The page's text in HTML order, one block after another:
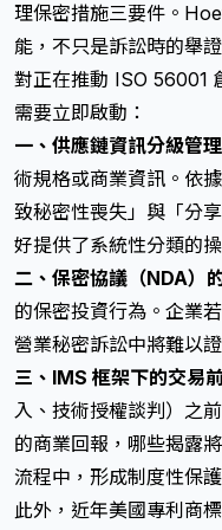
理保密措施三要件。
能，不只是訴訟時的舉
對正在推動 ISO 56001
需要立即啟動：
一、供應鏈資訊分級管
術規格或商業資訊。依
致秘密性喪失」與「分
好提供了系統性分類的
二、保密協議（NDA）
的保密投資行為。企業
營業秘密訴訟中將難以
三、IMS 框架下的交易
入、技術授權談判）之
的商業回報，哪些揭露
流程中，形成制度性保護
此外，近年美國專利商